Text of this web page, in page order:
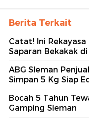
Berita Terkait
Catat! Ini
Saparan Bekakak
ABG Sleman
Simpan 5 Kg Siap
Bocah 5 Tahun
Gamping Sleman